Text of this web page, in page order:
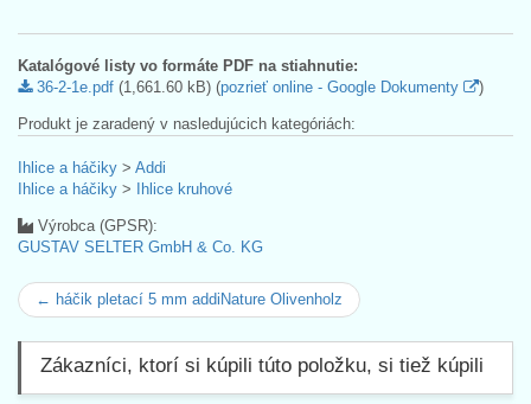
Katalógové listy vo formáte PDF na stiahnutie:
36-2-1e.pdf (1,661.60 kB) (pozrieť online - Google Dokumenty )
Produkt je zaradený v nasledujúcich kategóriách:
Ihlice a háčiky > Addi
Ihlice a háčiky > Ihlice kruhové
Výrobca (GPSR):
GUSTAV SELTER GmbH & Co. KG
← háčik pletací 5 mm addiNature Olivenholz
Zákazníci, ktorí si kúpili túto položku, si tiež kúpili